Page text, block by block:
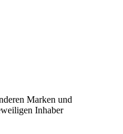
Marken und
Inhaber